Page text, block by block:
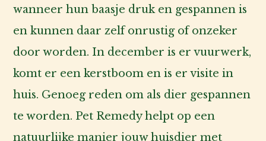
wanneer hun baasje druk en gespannen is
en kunnen daar zelf onrustig of onzeker
door worden. In december is er vuurwerk,
komt er een kerstboom en is er visite in
huis. Genoeg reden om als dier gespannen
te worden. Pet Remedy helpt op een
natuurlijke manier jouw huisdier met